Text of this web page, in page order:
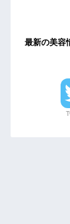
最新の美容